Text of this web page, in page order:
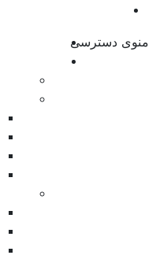
منوی دسترسی